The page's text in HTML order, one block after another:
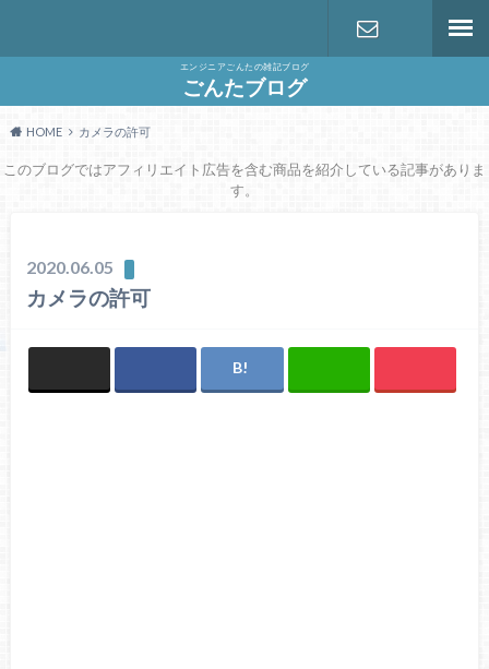
エンジニアごんたの雑記ブログ
ごんたブログ
HOME カメラの許可
このブログではアフィリエイト広告を含む商品を紹介している記事がありま
す。
2020.06.05
カメラの許可